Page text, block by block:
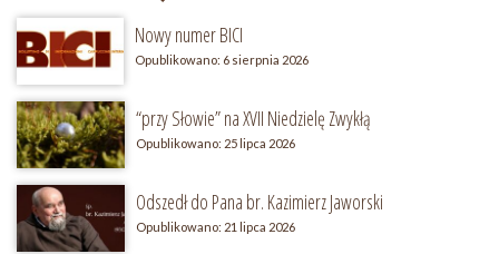
Wysoki kontrast
Nowy numer BICI
Opublikowano: 6 sierpnia 2026
“przy Słowie” na XVII Niedzielę Zwykłą
Opublikowano: 25 lipca 2026
Odszedł do Pana br. Kazimierz Jaworski
Opublikowano: 21 lipca 2026